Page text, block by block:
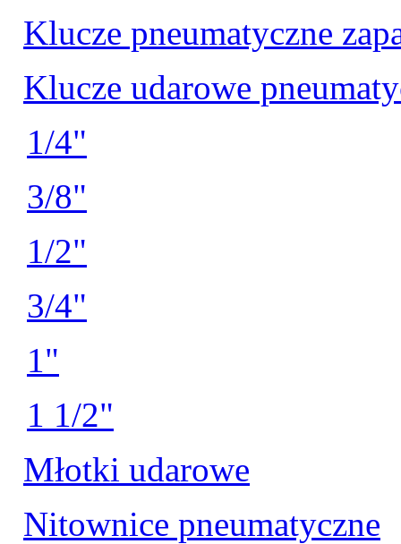
Klucze pneumatyczne
Klucze udarowe
1/4"
3/8"
1/2"
3/4"
1"
1 1/2"
Młotki udarowe
Nitownice pneumatyczne